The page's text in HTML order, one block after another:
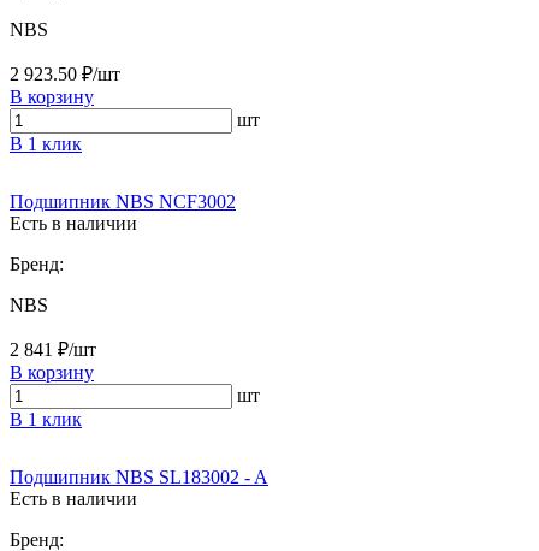
NBS
2 923.50 ₽/шт
В корзину
шт
В 1 клик
Подшипник NBS NCF3002
Есть в наличии
Бренд:
NBS
2 841 ₽/шт
В корзину
шт
В 1 клик
Подшипник NBS SL183002 - A
Есть в наличии
Бренд: